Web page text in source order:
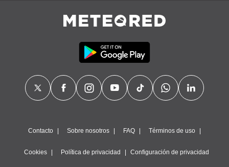
Contacto Sobre nosotros FAQ Términos de uso
Cookies Política de privacidad Configuración de privacidad